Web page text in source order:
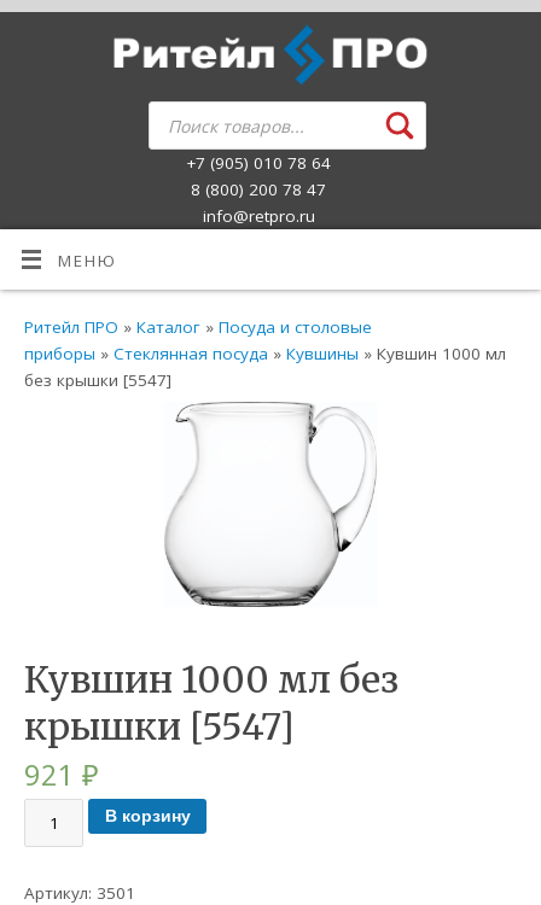
+7 (905) 010 78 64
8 (800) 200 78 47
info@retpro.ru
МЕНЮ
Ритейл ПРО »Каталог »Посуда и столовые
приборы »Стеклянная посуда »Кувшины » Кувшин 1000 мл
без крышки [5547]
Кувшин 1000 мл без
крышки [5547]
921₽
В корзину
Артикул: 3501